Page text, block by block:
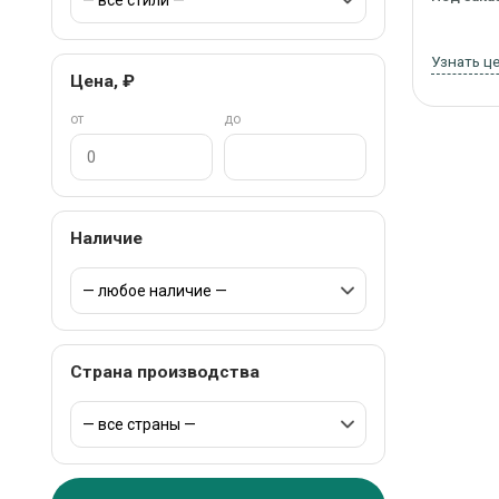
Цена, ₽
от до
Наличие
Страна производства
Узнать